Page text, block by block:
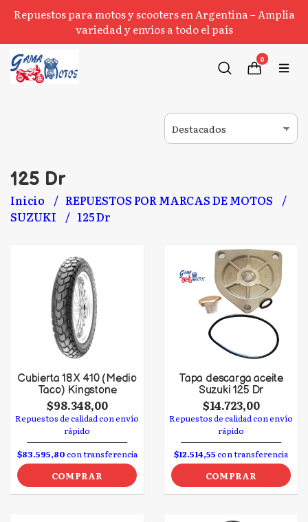
Repuestos para motos y scooters en Argentina – Amplia
variedad y envíos a todo el país
0
125 Dr
Inicio
REPUESTOS POR MARCAS DE MOTOS
SUZUKI
125 Dr
Cubierta 18 X 410 (Medio
Taco) Kingstone
$98.348,00
Repuestos de calidad con envío
rápido
$83.595,80con transferencia
COMPRAR
Tapa descarga aceite
Suzuki 125 Dr
$14.723,00
Repuestos de calidad con envío
rápido
$12.514,55con transferencia
COMPRAR